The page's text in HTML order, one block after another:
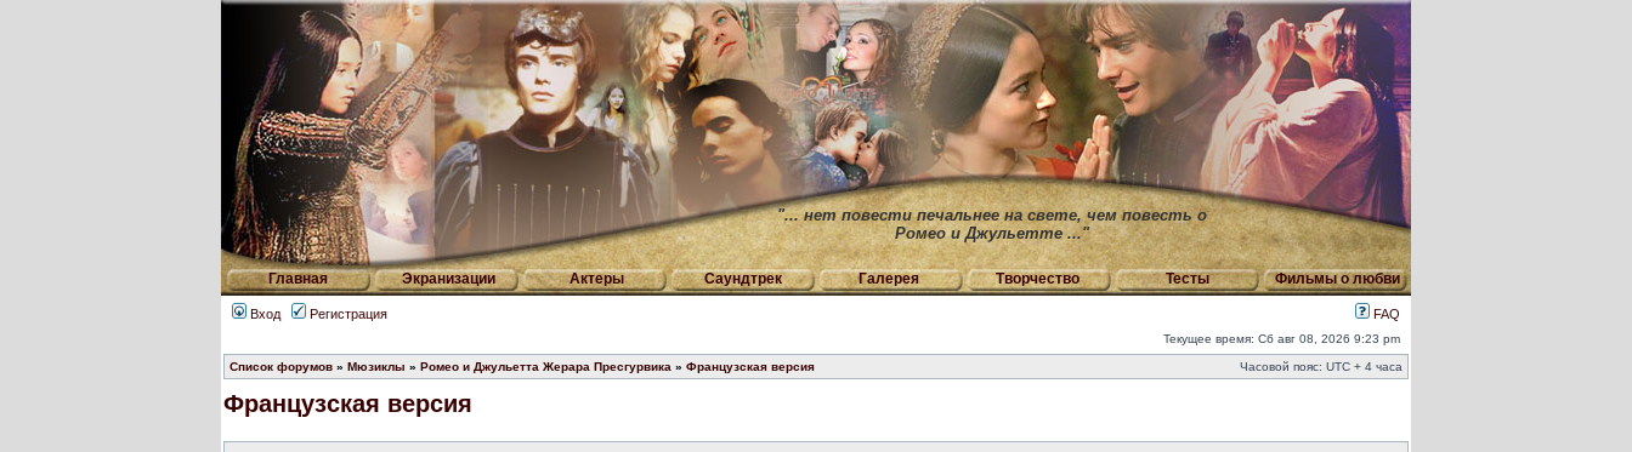
"... нет повести печальнее на свете, чем повесть о
Ромео и Джульетте ..."
Главная Экранизации Актеры Саундтрек Галерея Творчество Тесты Фильмы о любви
Вход Регистрация FAQ
Текущее время: Сб авг 08, 2026 9:23 pm
Список форумов » Мюзиклы » Ромео и Джульетта Жерара Пресгурвика » Французская версия Часовой пояс: UTC + 4 часа
Французская версия